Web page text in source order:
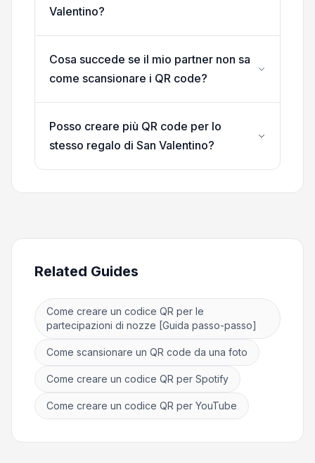
Valentino?
Cosa succede se il mio partner non sa
come scansionare i QR code?
Posso creare più QR code per lo
stesso regalo di San Valentino?
Related Guides
Come creare un codice QR per le
partecipazioni di nozze [Guida passo-passo]
Come scansionare un QR code da una foto
Come creare un codice QR per Spotify
Come creare un codice QR per YouTube